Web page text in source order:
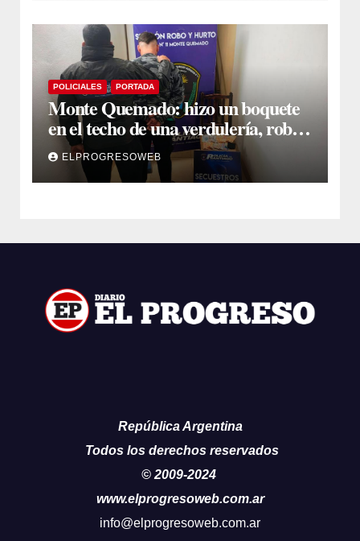
POLICIALES PORTADA
Monte Quemado: hizo un boquete
en el techo de una verdulería, robó
$800.000 y cayó tras ser filmado
ELPROGRESOWEB
República Argentina
Todos los derechos reservados
© 2009-2024
www.elprogresoweb.com.ar
info@elprogresoweb.com.ar